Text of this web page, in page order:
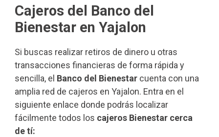
Cajeros del Banco del
Bienestar en Yajalon
Si buscas realizar retiros de dinero u otras
transacciones financieras de forma rápida y
sencilla, el Banco del Bienestar cuenta con una
amplia red de cajeros en Yajalon. Entra en el
siguiente enlace donde podrás localizar
fácilmente todos los cajeros Bienestar cerca
de tí: